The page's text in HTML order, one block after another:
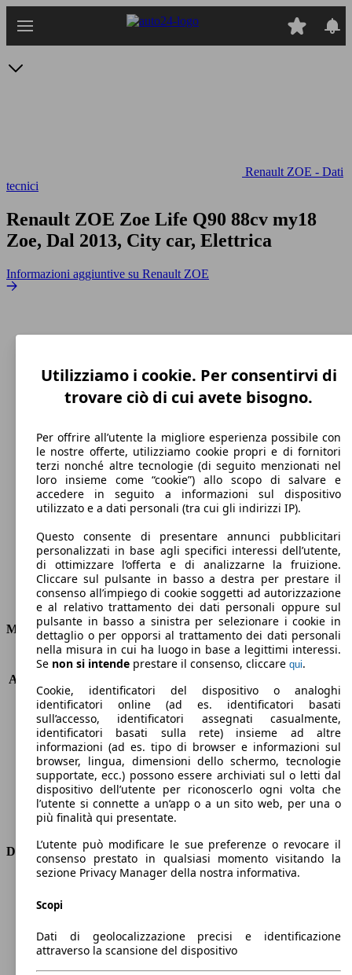
Renault ZOE - Dati
tecnici
Renault ZOE Zoe Life Q90 88cv my18
Zoe, Dal 2013, City car, Elettrica
Informazioni aggiuntive su Renault ZOE
135 km/h
Velocità massima
Elettrica
Carburante
Motore e Prestazioni
KW (PS)
43 kW (58 PS)
Accelerazione (0-100 km/h)
Velocità massima (km/h)
135 km/h
Numero di marce
-
Coppia
220 nm
Cilindrata
-
Carburante
Elettrica
Cilindri
-
Trasmissione
Automatico
Tipo di trazione
trazione anteriore
Dimensioni
Lunghezza
Passo
2590 mm
Peso massimo
1966 kg
Carico massimo
486 kg
Utilizziamo i cookie. Per consentirvi di
trovare ciò di cui avete bisogno.
Per offrire all’utente la migliore esperienza possibile con
le nostre offerte, utilizziamo cookie propri e di fornitori
terzi nonché altre tecnologie (di seguito menzionati nel
loro insieme come “cookie”) allo scopo di salvare e
accedere in seguito a informazioni sul dispositivo
utilizzato e a dati personali (tra cui gli indirizzi IP).
Questo consente di presentare annunci pubblicitari
personalizzati in base agli specifici interessi dell’utente,
di ottimizzare l’offerta e di analizzarne la fruizione.
Cliccare sul pulsante in basso a destra per prestare il
consenso all’impiego di cookie soggetti ad autorizzazione
e al relativo trattamento dei dati personali oppure sul
pulsante in basso a sinistra per selezionare i cookie in
dettaglio o per opporsi al trattamento dei dati personali
nella misura in cui ha luogo in base a legittimi interessi.
Se non si intende prestare il consenso, cliccare qui.
Cookie, identificatori del dispositivo o analoghi
identificatori online (ad es. identificatori basati
sull’accesso, identificatori assegnati casualmente,
identificatori basati sulla rete) insieme ad altre
informazioni (ad es. tipo di browser e informazioni sul
browser, lingua, dimensioni dello schermo, tecnologie
supportate, ecc.) possono essere archiviati sul o letti dal
dispositivo dell’utente per riconoscerlo ogni volta che
l’utente si connette a un’app o a un sito web, per una o
più finalità qui presentate.
L’utente può modificare le sue preferenze o revocare il
consenso prestato in qualsiasi momento visitando la
sezione Privacy Manager della nostra informativa.
Scopi
Dati di geolocalizzazione precisi e identificazione
attraverso la scansione del dispositivo